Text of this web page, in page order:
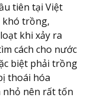
tiên tại Việt
khó trồng,
khi xảy ra
cách cho nước
biệt phải trồng
thoái hóa
nhỏ nên rất tốn